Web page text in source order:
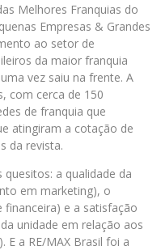
Melhores Franquias do
Empresas & Grandes
ao setor de
da maior franquia
vez saiu na frente. A
com cerca de 150
de franquia que
atingiram a cotação de
da revista.
a qualidade da
em marketing), o
e a satisfação
unidade em relação aos
E a RE/MAX Brasil foi a